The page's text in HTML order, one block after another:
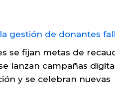
se fijan metas de
lanzan campañas
y se celebran nuevas